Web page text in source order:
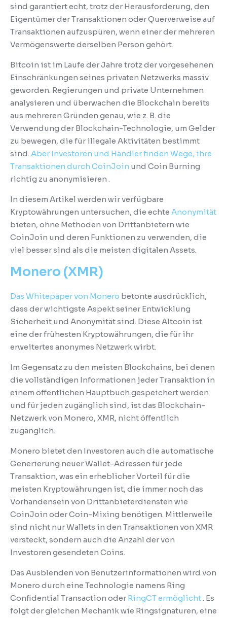
sind garantiert echt, trotz der Herausforderung, den
Eigentümer der Transaktionen oder Querverweise auf
Transaktionen aufzuspüren, wenn einer der mehreren
Vermögenswerte derselben Person gehört.
Bitcoin ist im Laufe der Jahre trotz der vorgesehenen
Einschränkungen seines privaten Netzwerks massiv
geworden. Regierungen und private Unternehmen
analysieren und überwachen die Blockchain bereits
aus mehreren Gründen genau, wie z. B. die
Verwendung der Blockchain-Technologie, um Gelder
zu bewegen, die für illegale Aktivitäten bestimmt
sind. Aber Investoren und Händler finden Wege, ihre
Transaktionen durch CoinJoin und Coin Burning
richtig zu anonymisieren .
In diesem Artikel werden wir verfügbare
Kryptowährungen untersuchen, die echte Anonymität
bieten, ohne Methoden von Drittanbietern wie
CoinJoin und deren Funktionen zu verwenden, die
viel besser sind als die meisten digitalen Assets.
Monero (XMR)
Das Whitepaper von Monero betonte ausdrücklich,
dass der wichtigste Aspekt seiner Entwicklung
Sicherheit und Anonymität sind. Diese Altcoin ist
eine der frühesten Kryptowährungen, die für ihr
erweitertes anonymes Netzwerk wirbt.
Im Gegensatz zu den meisten Blockchains, bei denen
die vollständigen Informationen jeder Transaktion in
einem öffentlichen Hauptbuch gespeichert werden
und für jeden zugänglich sind, ist das Blockchain-
Netzwerk von Monero, XMR, nicht öffentlich
zugänglich.
Monero bietet den Investoren auch die automatische
Generierung neuer Wallet-Adressen für jede
Transaktion, was ein erheblicher Vorteil für die
meisten Kryptowährungen ist, die immer noch das
Vorhandensein von Drittanbieterdiensten wie
CoinJoin oder Coin-Mixing benötigen. Mittlerweile
sind nicht nur Wallets in den Transaktionen von XMR
versteckt, sondern auch die Anzahl der von
Investoren gesendeten Coins.
Das Ausblenden von Benutzerinformationen wird von
Monero durch eine Technologie namens Ring
Confidential Transaction oder RingCT ermöglicht . Es
folgt der gleichen Mechanik wie Ringsignaturen, eine